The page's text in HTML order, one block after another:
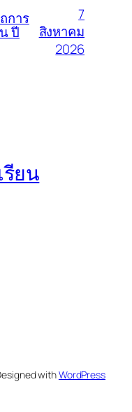
การ
ปี
7
สิงหาคม
2026
ยน
withWordPress